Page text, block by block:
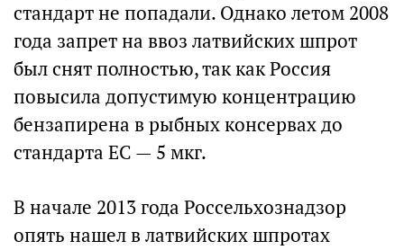
стандарт не попадали. Однако летом 2008
года запрет на ввоз латвийских шпрот
был снят полностью, так как Россия
повысила допустимую концентрацию
бензапирена в рыбных консервах до
стандарта ЕС — 5 мкг.
В начале 2013 года Россельхознадзор
опять нашел в латвийских шпротах